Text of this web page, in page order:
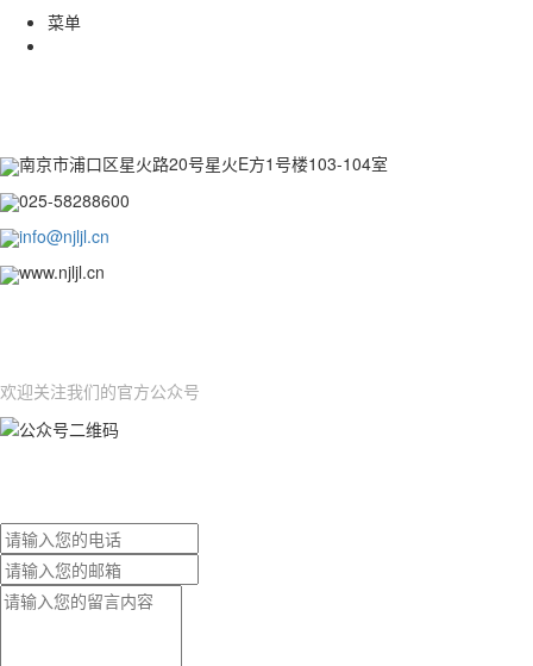
菜单
南京市浦口区星火路20号星火E方1号楼103-104室
025-58288600
info@njljl.cn
www.njljl.cn
欢迎关注我们的官方公众号